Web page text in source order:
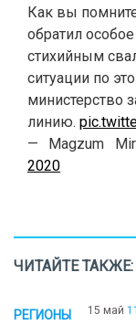
Как вы
обратил
стихийным
ситуации по
министерство
линию.
— Magzum
2020
ЧИТАЙТЕ ТАКЖЕ:
РЕГИОНЫ 15 май